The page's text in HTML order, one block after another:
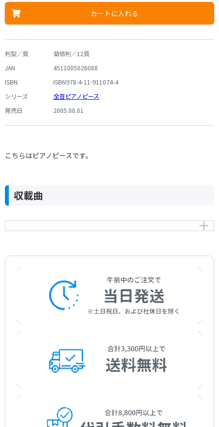
カートに入れる
判型／頁
菊倍判／12頁
JAN
4511005026088
ISBN
ISBN978-4-11-911074-4
シリーズ
全音ピアノピース
発売日
2005.08.01
こちらはピアノピースです。
収載曲
幻想即興曲 Op.66
作曲者：ショパン，フレデリック